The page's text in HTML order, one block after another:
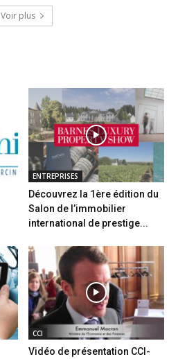
Voir plus
ENTREPRISES
Découvrez la 1ère édition du
Salon de l’immobilier
international de prestige...
CCI
Vidéo de présentation CCI-